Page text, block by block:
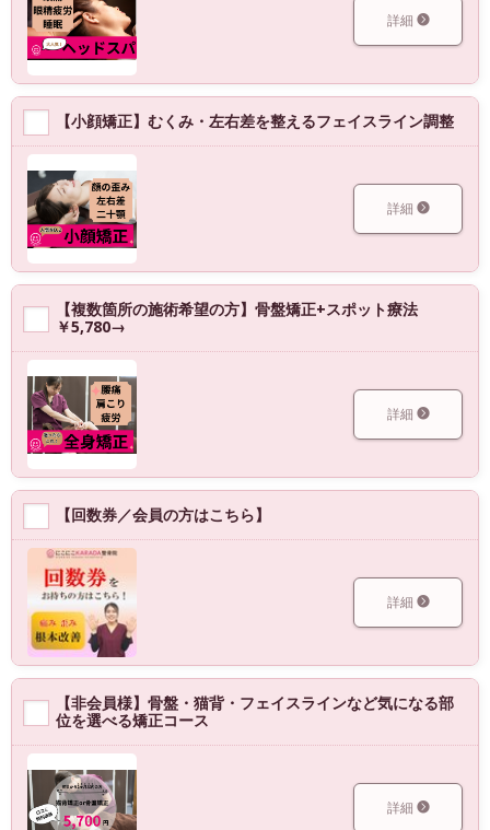
詳細
【小顔矯正】むくみ・左右差を整えるフェイスライン調整
詳細
【複数箇所の施術希望の方】骨盤矯正+スポット療法
￥5,780→
詳細
【回数券／会員の方はこちら】
詳細
【非会員様】骨盤・猫背・フェイスラインなど気になる部
位を選べる矯正コース
詳細